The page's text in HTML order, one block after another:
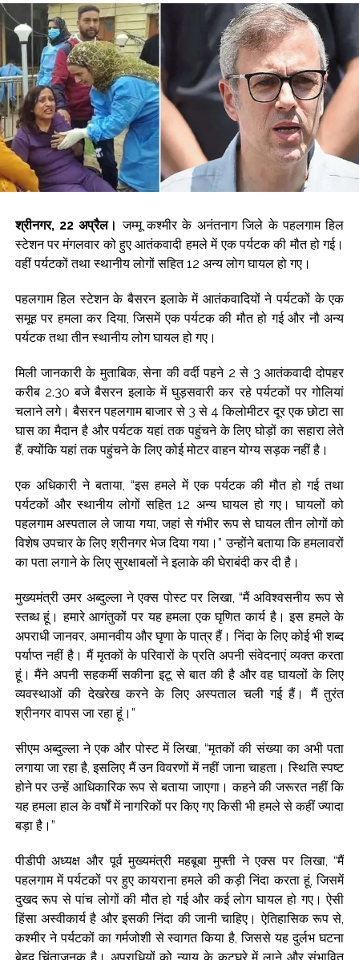
आंकड़ों से तय होगा शेयर बाजार का रुझान ...
जब सुनील शेट्टी ने खोला था एक्शन हीरो बनने का राज, बोले- ’75 प्रतिशत
मेहनत और 25 प्रतिशत किस्मत का है खेल’ ...
भारतीय शेयर बाजार की शीर्ष 10 में से चार कंपनियों का मार्केटकैप 1.43 लाख
करोड़ रुपए बढ़ा ...
बार्सिलोना ने जॉर्ज मेसी के निधन पर शोक जताया, लियोनेल के पिता को दी
श्रद्धांजलि ...
नागपुर रेलवे स्टेशन पर ट्रेन यात्री से 3 करोड़ रुपए का सोना जब्त, गिरफ्तार ...
श्रीनगर, 22 अप्रैल।जम्मू कश्मीर के अनंतनाग जिले के पहलगाम हिल
स्टेशन पर मंगलवार को हुए आतंकवादी हमले में एक पर्यटक की मौत हो गई।
वहीं पर्यटकों तथा स्थानीय लोगों सहित 12 अन्य लोग घायल हो गए।
पहलगाम हिल स्टेशन के बैसरन इलाके में आतंकवादियों ने पर्यटकों के एक
समूह पर हमला कर दिया, जिसमें एक पर्यटक की मौत हो गई और नौ अन्य
पर्यटक तथा तीन स्थानीय लोग घायल हो गए।
मिली जानकारी के मुताबिक, सेना की वर्दी पहने 2 से 3 आतंकवादी दोपहर
करीब 2.30 बजे बैसरन इलाके में घुड़सवारी कर रहे पर्यटकों पर गोलियां
चलाने लगे। बैसरन पहलगाम बाजार से 3 से 4 किलोमीटर दूर एक छोटा सा
घास का मैदान है और पर्यटक यहां तक ​​पहुंचने के लिए घोड़ों का सहारा लेते
हैं, क्योंकि यहां तक ​​पहुंचने के लिए कोई मोटर वाहन योग्य सड़क नहीं है।
एक अधिकारी ने बताया, “इस हमले में एक पर्यटक की मौत हो गई तथा
पर्यटकों और स्थानीय लोगों सहित 12 अन्य घायल हो गए। घायलों को
पहलगाम अस्पताल ले जाया गया, जहां से गंभीर रूप से घायल तीन लोगों को
विशेष उपचार के लिए श्रीनगर भेज दिया गया।” उन्होंने बताया कि हमलावरों
का पता लगाने के लिए सुरक्षाबलों ने इलाके की घेराबंदी कर दी है।
मुख्यमंत्री उमर अब्दुल्ला ने एक्स पोस्ट पर लिखा, “मैं अविश्वसनीय रूप से
स्तब्ध हूं। हमारे आगंतुकों पर यह हमला एक घृणित कार्य है। इस हमले के
अपराधी जानवर, अमानवीय और घृणा के पात्र हैं। निंदा के लिए कोई भी शब्द
पर्याप्त नहीं है। मैं मृतकों के परिवारों के प्रति अपनी संवेदनाएं व्यक्त करता
हूं। मैंने अपनी सहकर्मी सकीना इटू से बात की है और वह घायलों के लिए
व्यवस्थाओं की देखरेख करने के लिए अस्पताल चली गई हैं। मैं तुरंत
श्रीनगर वापस जा रहा हूं।”
सीएम अब्दुल्ला ने एक और पोस्ट में लिखा, “मृतकों की संख्या का अभी पता
लगाया जा रहा है, इसलिए मैं उन विवरणों में नहीं जाना चाहता। स्थिति स्पष्ट
होने पर उन्हें आधिकारिक रूप से बताया जाएगा। कहने की जरूरत नहीं कि
यह हमला हाल के वर्षों में नागरिकों पर किए गए किसी भी हमले से कहीं ज्यादा
बड़ा है।”
पीडीपी अध्यक्ष और पूर्व मुख्यमंत्री महबूबा मुफ्ती ने एक्स पर लिखा, “मैं
पहलगाम में पर्यटकों पर हुए कायराना हमले की कड़ी निंदा करता हूं, जिसमें
दुखद रूप से पांच लोगों की मौत हो गई और कई लोग घायल हो गए। ऐसी
हिंसा अस्वीकार्य है और इसकी निंदा की जानी चाहिए। ऐतिहासिक रूप से,
कश्मीर ने पर्यटकों का गर्मजोशी से स्वागत किया है, जिससे यह दुर्लभ घटना